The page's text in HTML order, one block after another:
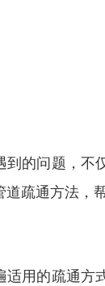
到的问题，不
疏通方法，
适用的疏通方